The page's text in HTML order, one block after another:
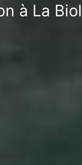
à La